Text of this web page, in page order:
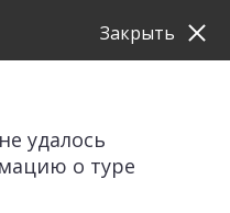
удалось
о туре
Закрыть